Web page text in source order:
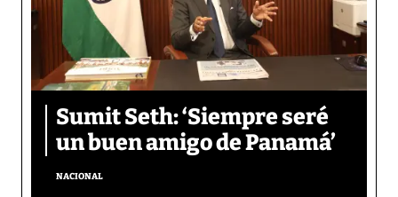
Sumit Seth: ‘Siempre seré
un buen amigo de Panamá’
NACIONAL